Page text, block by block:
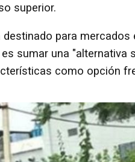
superior.
destinado para
es sumar una "alternativa
como opción